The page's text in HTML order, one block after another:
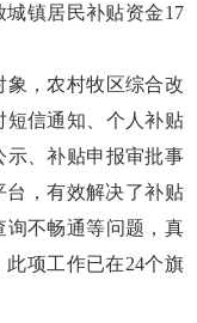
镇居民补贴资金17
，农村牧区综合改
短信通知、个人补贴
示、补贴申报审批事
台，有效解决了补贴
询不畅通等问题，真
此项工作已在24个旗